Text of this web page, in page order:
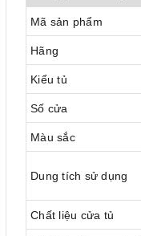
Mã sản phẩm
Hãng
Kiểu tủ
Số cửa
Màu sắc
Dung tích sử dụng
Chất liệu cửa tủ